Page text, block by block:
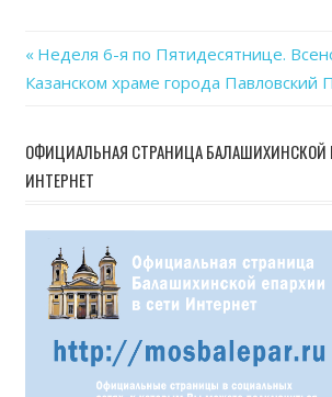
Навигация
записям
Previous
Post:
Неделя 6-я по Пятидесятнице.
Казанском храме города Павловский
ОФИЦИАЛЬНАЯ СТРАНИЦА БАЛАШИХИНСКОЙ
ИНТЕРНЕТ